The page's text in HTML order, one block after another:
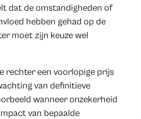
dat de omstandigheden of
hebben gehad op de
moet zijn keuze wel
rechter een voorlopige prijs
van definitieve
wanneer onzekerheid
van bepaalde